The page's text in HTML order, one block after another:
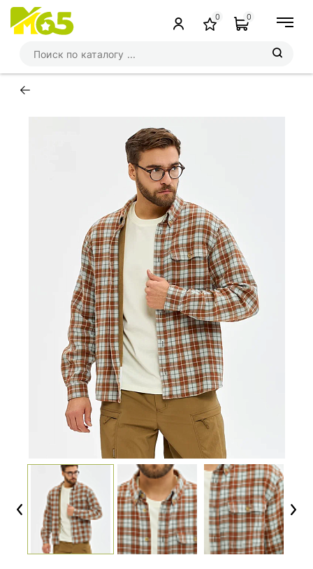
0 0
←
Previous Next